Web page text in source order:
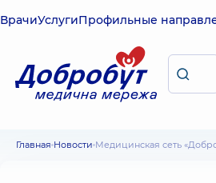
ВрачиУслугиПрофильные
Главная Новости Медицинская сеть